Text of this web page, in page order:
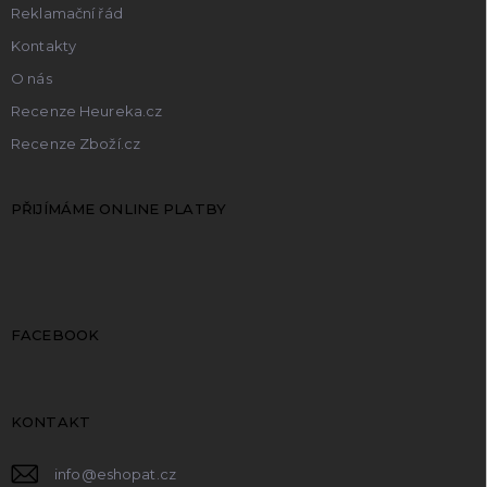
Reklamační řád
Kontakty
O nás
Recenze Heureka.cz
Recenze Zboží.cz
PŘIJÍMÁME ONLINE PLATBY
FACEBOOK
KONTAKT
info@eshopat.cz